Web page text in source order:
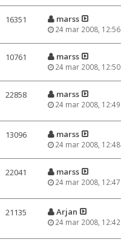
16351 marss
24 mar 2008, 12:56
10761 marss
24 mar 2008, 12:50
22858 marss
24 mar 2008, 12:49
13096 marss
24 mar 2008, 12:48
22041 marss
24 mar 2008, 12:47
21135 Arjan
24 mar 2008, 12:42